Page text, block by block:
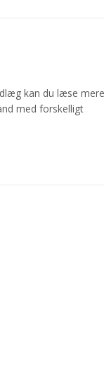
kan du læse mere
med forskelligt